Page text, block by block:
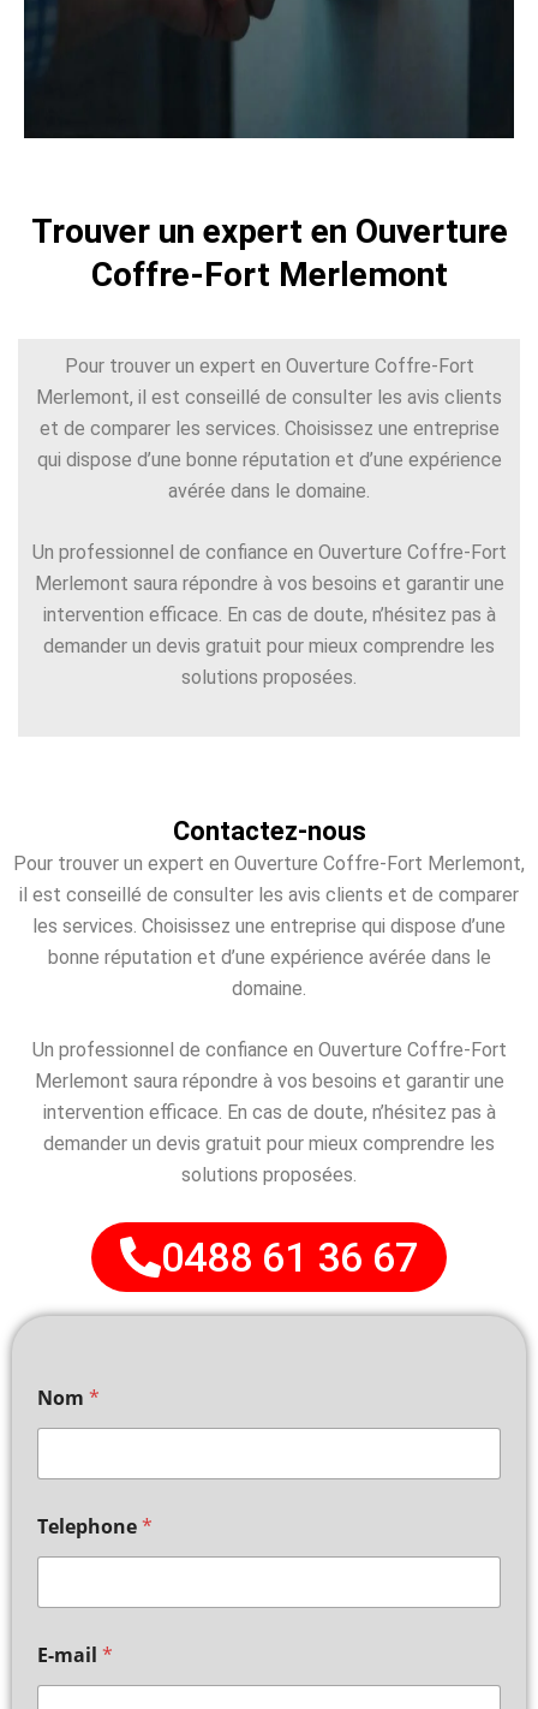
Trouver un expert en Ouverture
Coffre-Fort Merlemont
Pour trouver un expert en Ouverture Coffre-Fort
Merlemont, il est conseillé de consulter les avis clients
et de comparer les services. Choisissez une entreprise
qui dispose d’une bonne réputation et d’une expérience
avérée dans le domaine.
Un professionnel de confiance en Ouverture Coffre-Fort
Merlemont saura répondre à vos besoins et garantir une
intervention efficace. En cas de doute, n’hésitez pas à
demander un devis gratuit pour mieux comprendre les
solutions proposées.
Contactez-nous
Pour trouver un expert en Ouverture Coffre-Fort Merlemont,
il est conseillé de consulter les avis clients et de comparer
les services. Choisissez une entreprise qui dispose d’une
bonne réputation et d’une expérience avérée dans le
domaine.
Un professionnel de confiance en Ouverture Coffre-Fort
Merlemont saura répondre à vos besoins et garantir une
intervention efficace. En cas de doute, n’hésitez pas à
demander un devis gratuit pour mieux comprendre les
solutions proposées.
0488 61 36 67
Nom *
Telephone*
E-mail *